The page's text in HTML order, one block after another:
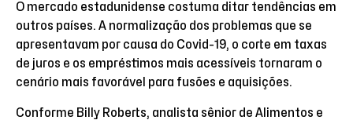
O mercado estadunidense costuma ditar tendências em
outros países. A normalização dos problemas que se
apresentavam por causa do Covid-19, o corte em taxas
de juros e os empréstimos mais acessíveis tornaram o
cenário mais favorável para fusões e aquisições.
Conforme Billy Roberts, analista sênior de Alimentos e